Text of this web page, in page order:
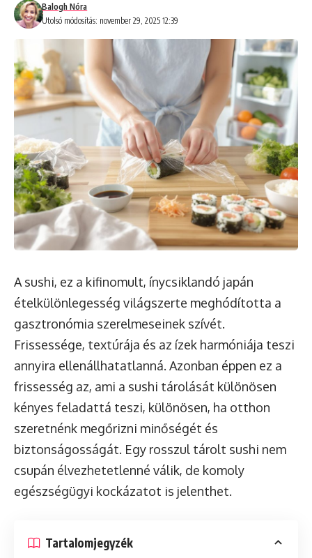
Utolsó módosítás: november 29, 2025 12:39
Balogh Nóra
A sushi, ez a kifinomult, ínycsiklandó japán
ételkülönlegesség világszerte meghódította a
gasztronómia szerelmeseinek szívét.
Frissessége, textúrája és az ízek harmóniája teszi
annyira ellenállhatatlanná. Azonban éppen ez a
frissesség az, ami a sushi tárolását különösen
kényes feladattá teszi, különösen, ha otthon
szeretnénk megőrizni minőségét és
biztonságosságát. Egy rosszul tárolt sushi nem
csupán élvezhetetlenné válik, de komoly
egészségügyi kockázatot is jelenthet.
Tartalomjegyzék